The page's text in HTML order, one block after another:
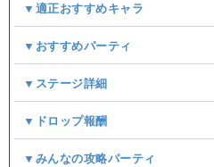
▼適正おすすめキャラ
▼おすすめパーティ
▼ステージ詳細
▼ドロップ報酬
▼みんなの攻略パーティ